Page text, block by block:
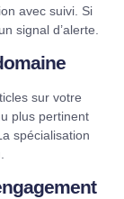
avec suivi. Si
signal d’alerte.
sur votre
plus pertinent
spécialisation